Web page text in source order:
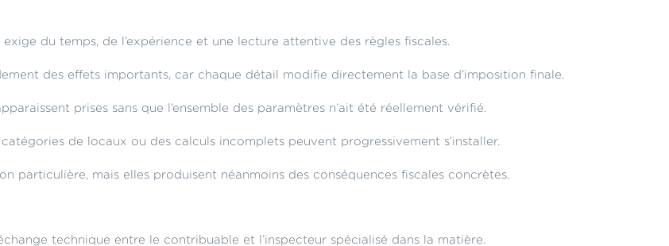
du temps, de l’expérience et une lecture attentive des règles fiscales.
des effets importants, car chaque détail modifie directement la base d’imposition finale.
prises sans que l’ensemble des paramètres n’ait été réellement vérifié.
de locaux ou des calculs incomplets peuvent progressivement s’installer.
particulière, mais elles produisent néanmoins des conséquences fiscales concrètes.
technique entre le contribuable et l’inspecteur spécialisé dans la matière.